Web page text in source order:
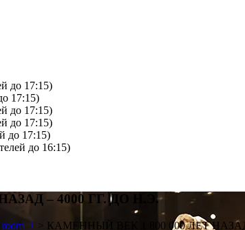
до 17:15)
17:15)
до 17:15)
до 17:15)
до 17:15)
до 16:15)
– 4000 ГГ. ДО Н.Э.
> КАМЕННЫЙ ВЕК 1 800 000 ЛЕТ